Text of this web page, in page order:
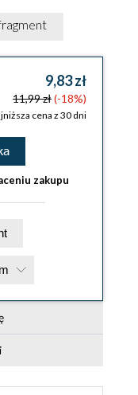
9,83 zł
11,99 zł(-18%)
cena z 30 dni
zakupu